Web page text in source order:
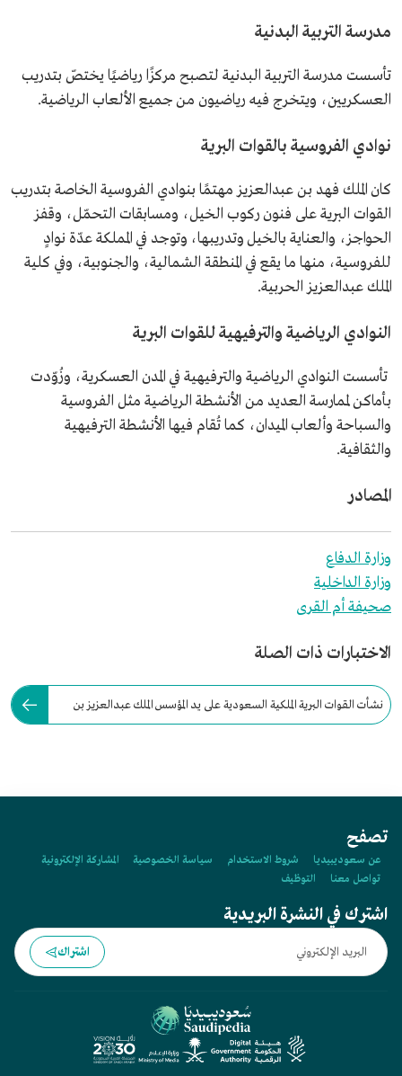
مدرسة التربية البدنية
تأسست مدرسة التربية البدنية لتصبح مركزًا رياضيًا يختصّ بتدريب
العسكريين، ويتخرج فيه رياضيون من جميع الألعاب الرياضية.
نوادي الفروسية بالقوات البرية
كان الملك فهد بن عبدالعزيز مهتمًا بنوادي الفروسية الخاصة بتدريب
القوات البرية على فنون ركوب الخيل، ومسابقات التحمّل، وقفز
الحواجز، والعناية بالخيل وتدريبها، وتوجد في المملكة عدّة نوادٍ
للفروسية، منها ما يقع في المنطقة الشمالية، والجنوبية، وفي كلية
الملك عبدالعزيز الحربية.
النوادي الرياضية والترفيهية للقوات البرية
تأسست النوادي الرياضية والترفيهية في المدن العسكرية، وزُوّدت
بأماكن لممارسة العديد من الأنشطة الرياضية مثل الفروسية
والسباحة وألعاب الميدان، كما تُقام فيها الأنشطة الترفيهية
والثقافية.
المصادر
وزارة الدفاع
وزارة الداخلية
صحيفة أم القرى
الاختبارات ذات الصلة
نشأت القوات البرية الملكية السعودية على يد المؤسس الملك عبدالعزيز بن
تصفح
عن سعوديبيديا شروط الاستخدام سياسة الخصوصية
المشاركة الإلكترونية
تواصل معنا
التوظيف
اشترك في النشرة البريدية
اشتراك